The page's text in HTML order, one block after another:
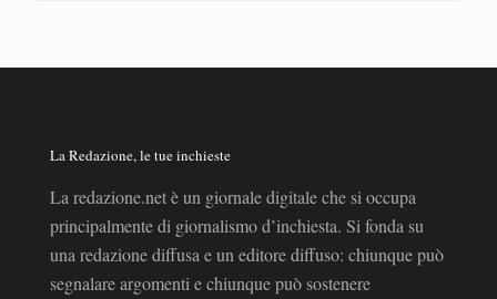
La Redazione, le tue inchieste
La redazione.net è un giornale digitale che si occupa
principalmente di giornalismo d’inchiesta. Si fonda su
una redazione diffusa e un editore diffuso: chiunque può
segnalare argomenti e chiunque può sostenere